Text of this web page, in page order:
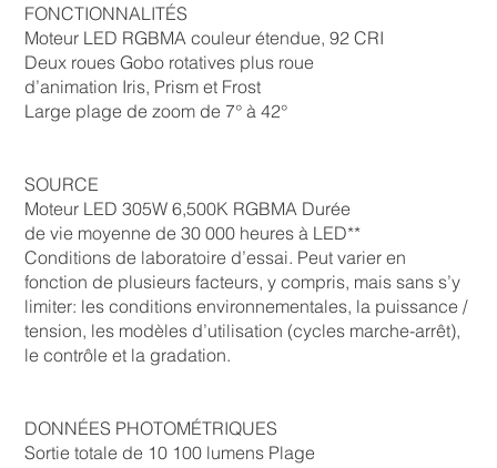
FONCTIONNALITÉS
Moteur LED RGBMA couleur étendue, 92 CRI
Deux roues Gobo rotatives plus roue
d’animation Iris, Prism et Frost
Large plage de zoom de 7° à 42°
SOURCE
Moteur LED 305W 6,500K RGBMA Durée
de vie moyenne de 30 000 heures à LED**
Conditions de laboratoire d’essai. Peut varier en
fonction de plusieurs facteurs, y compris, mais sans s’y
limiter: les conditions environnementales, la puissance /
tension, les modèles d’utilisation (cycles marche-arrêt),
le contrôle et la gradation.
DONNÉES PHOTOMÉTRIQUES
Sortie totale de 10 100 lumens Plage